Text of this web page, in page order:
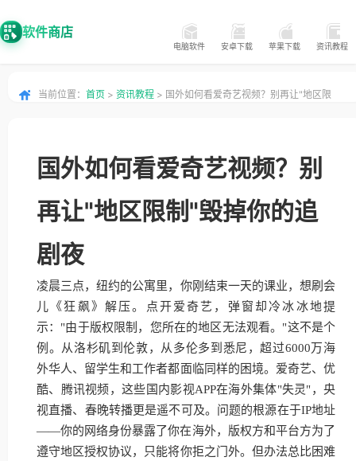
软件商店
电脑软件 安卓下载 苹果下载 资讯教程
当前位置： 首页 > 资讯教程 > 国外如何看爱奇艺视频？别再让"地区限
国外如何看爱奇艺视频？别
再让"地区限制"毁掉你的追
剧夜
凌晨三点，纽约的公寓里，你刚结束一天的课业，想刷会
儿《狂飙》解压。点开爱奇艺，弹窗却冷冰冰地提
示："由于版权限制，您所在的地区无法观看。"这不是个
例。从洛杉矶到伦敦，从多伦多到悉尼，超过6000万海
外华人、留学生和工作者都面临同样的困境。爱奇艺、优
酷、腾讯视频，这些国内影视APP在海外集体"失灵"，央
视直播、春晚转播更是遥不可及。问题的根源在于IP地址
——你的网络身份暴露了你在海外，版权方和平台方为了
遵守地区授权协议，只能将你拒之门外。但办法总比困难